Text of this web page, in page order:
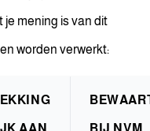
mening is van dit
worden verwerkt:
AAN BIJ NVM